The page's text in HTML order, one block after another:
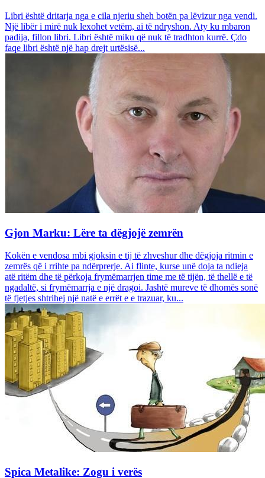
Libri është dritarja nga e cila njeriu sheh botën pa lëvizur nga vendi.
Një libër i mirë nuk lexohet vetëm, ai të ndryshon. Aty ku mbaron
padija, fillon libri. Libri është miku që nuk të tradhton kurrë. Çdo
faqe libri është një hap drejt urtësisë...
Gjon Marku: Lëre ta dëgjojë zemrën
Kokën e vendosa mbi gjoksin e tij të zhveshur dhe dëgjoja ritmin e
zemrës që i rrihte pa ndërprerje. Ai flinte, kurse unë doja ta ndieja
atë ritëm dhe të përkoja frymëmarrjen time me të tijën, të thellë e të
ngadaltë, si frymëmarrja e një dragoi. Jashtë mureve të dhomës sonë
të fjetjes shtrihej një natë e errët e e trazuar, ku...
Spica Metalike: Zogu i verës